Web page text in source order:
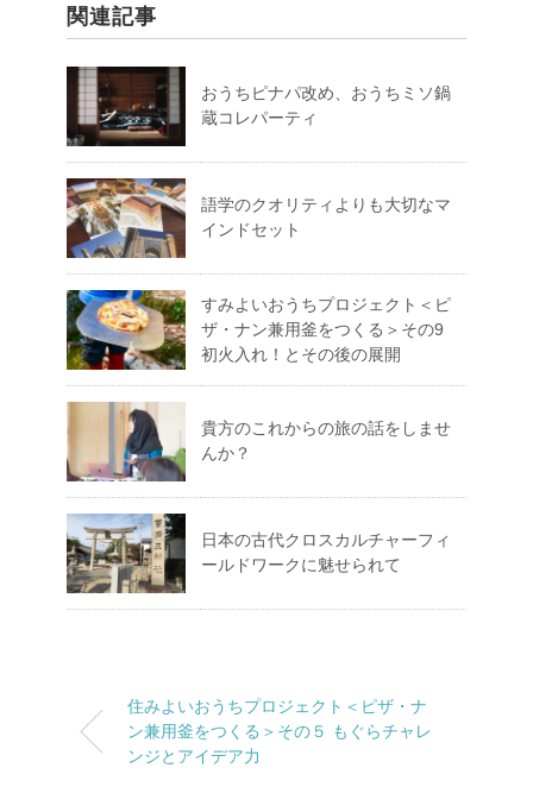
関連記事
おうちピナパ改め、おうちミソ鍋
蔵コレパーティ
語学のクオリティよりも大切なマ
インドセット
すみよいおうちプロジェクト＜ピ
ザ・ナン兼用釜をつくる＞その9
初火入れ！とその後の展開
貴方のこれからの旅の話をしませ
んか？
日本の古代クロスカルチャーフィ
ールドワークに魅せられて
住みよいおうちプロジェクト＜ピザ・ナ
ン兼用釜をつくる＞その５ もぐらチャレ
ンジとアイデア力